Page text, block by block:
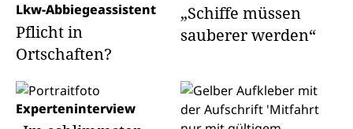
Lkw-Abbiegeassistent
Pflicht in
Ortschaften?
„Schiffe müssen
sauberer werden“
Experteninterview